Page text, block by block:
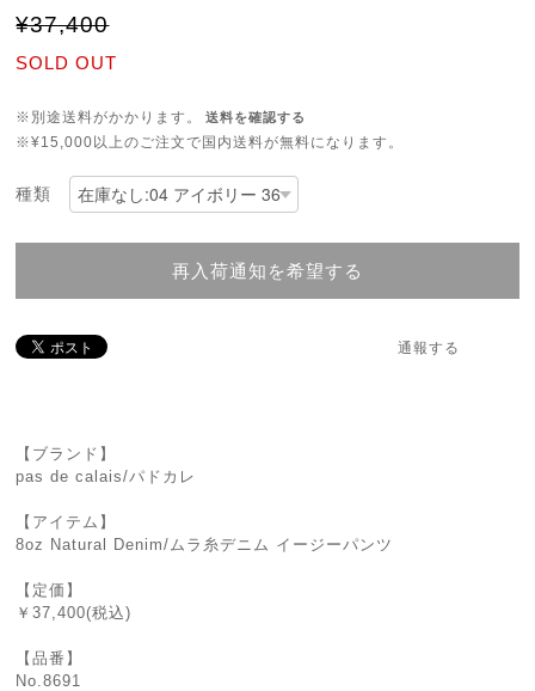
¥37,400
SOLD OUT
※別途送料がかかります。 送料を確認する
※¥15,000以上のご注文で国内送料が無料になります。
種類
再入荷通知を希望する
通報する
【ブランド】
pas de calais/パドカレ
【アイテム】
8oz Natural Denim/ムラ糸デニム イージーパンツ
【定価】
￥37,400(税込)
【品番】
No.8691